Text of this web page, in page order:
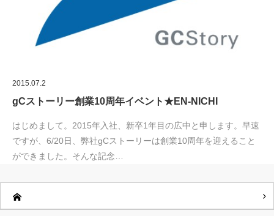
2015.07.2
gCストーリー創業10周年イベント★EN-NICHI
はじめまして。2015年入社、新卒1年目の広中と申します。早速
ですが、6/20日、弊社gCストーリーは創業10周年を迎えること
ができました。そんな記念…